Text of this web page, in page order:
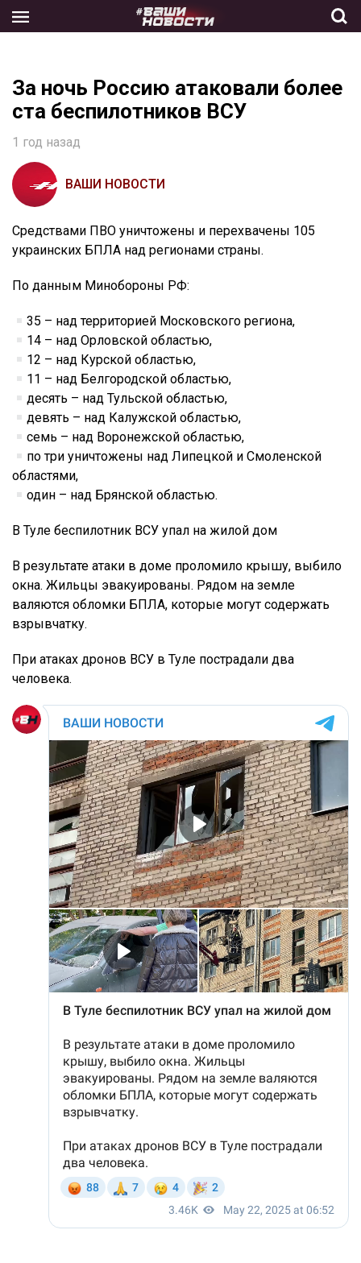
the
За ночь Россию атаковали более
ста беспилотников ВСУ
1 год назад
ВАШИ НОВОСТИ
Средствами ПВО уничтожены и перехвачены 105
украинских БПЛА над регионами страны.
По данным Минобороны РФ:
35 – над территорией Московского региона,
14 – над Орловской областью,
12 – над Курской областью,
11 – над Белгородской областью,
десять – над Тульской областью,
девять – над Калужской областью,
семь – над Воронежской областью,
по три уничтожены над Липецкой и Смоленской
областями,
один – над Брянской областью.
В Туле беспилотник ВСУ упал на жилой дом
В результате атаки в доме проломило крышу, выбило
окна. Жильцы эвакуированы. Рядом на земле
валяются обломки БПЛА, которые могут содержать
взрывчатку.
При атаках дронов ВСУ в Туле пострадали два
человека.